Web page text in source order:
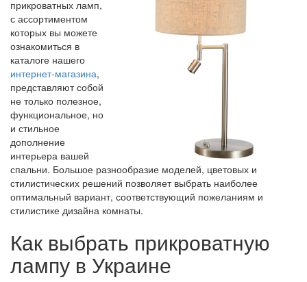
прикроватных ламп,
с ассортиментом
которых вы можете
ознакомиться в
каталоге нашего
интернет-магазина,
представляют собой
не только полезное,
функциональное, но
и стильное
дополнение
интерьера вашей
спальни. Большое разнообразие моделей, цветовых и
стилистических решений позволяет выбрать наиболее
оптимальный вариант, соответствующий пожеланиям и
стилистике дизайна комнаты.
Как выбрать прикроватную
лампу в Украине